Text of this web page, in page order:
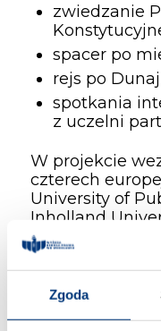
Zgoda
zwiedzanie
spacer po
rejs po
spotkania
z uczelni
W projekcie
czterech
University of
Inholland
(Holandia),
(Chorwacja)
Ekonomiczny